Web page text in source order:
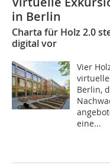
in Berlin
Charta für Holz 2.0
digital vor
Vier
Berlin,
eine...